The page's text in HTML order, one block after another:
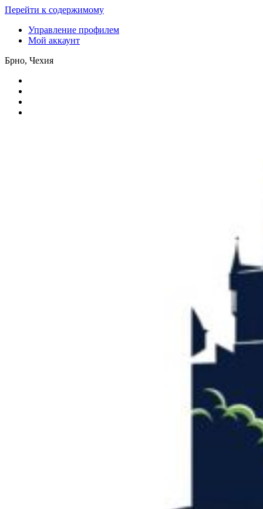
Перейти к содержимому
Управление профилем
Мой аккаунт
Брно, Чехия